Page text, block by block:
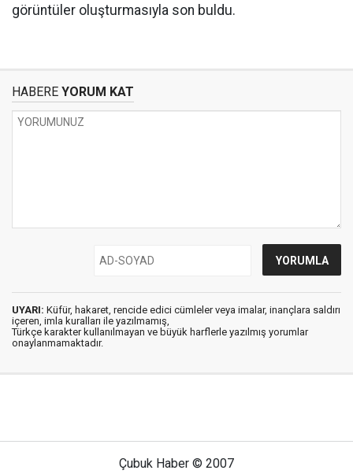
görüntüler oluşturmasıyla son buldu.
HABERE YORUM KAT
UYARI: Küfür, hakaret, rencide edici cümleler veya imalar, inançlara saldırı
içeren, imla kuralları ile yazılmamış,
Türkçe karakter kullanılmayan ve büyük harflerle yazılmış yorumlar
onaylanmamaktadır.
Çubuk Haber © 2007